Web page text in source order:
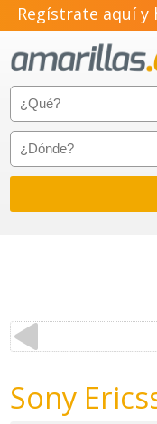
Regístrate aquí y
Sony